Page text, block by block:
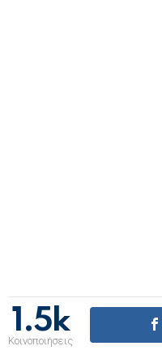
1.5k
Κοινοποιήσεις